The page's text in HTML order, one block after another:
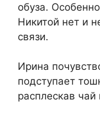
обуза.
Никитой нет и
связи.
Ирина
подступает
расплескав чай